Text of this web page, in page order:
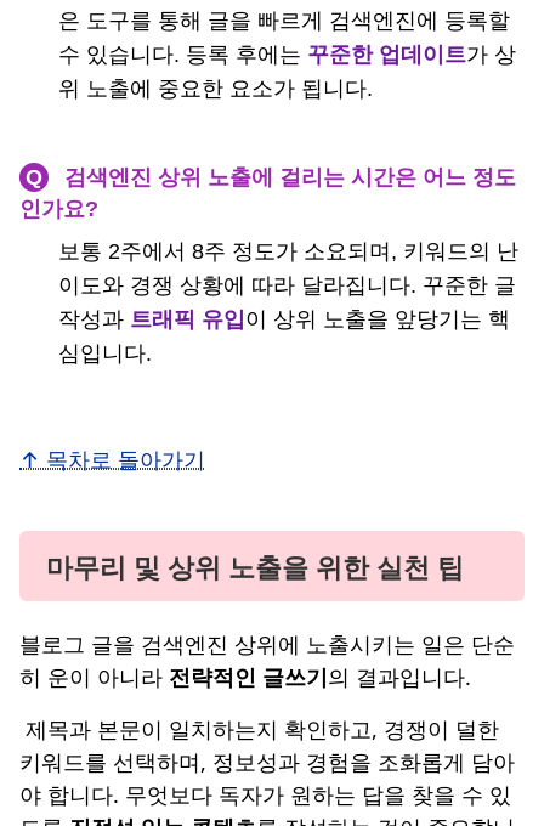
은 도구를 통해 글을 빠르게 검색엔진에 등록할
수 있습니다. 등록 후에는 꾸준한 업데이트가 상
위 노출에 중요한 요소가 됩니다.
Q
검색엔진 상위 노출에 걸리는 시간은 어느 정도
인가요?
보통 2주에서 8주 정도가 소요되며, 키워드의 난
이도와 경쟁 상황에 따라 달라집니다. 꾸준한 글
작성과 트래픽 유입이 상위 노출을 앞당기는 핵
심입니다.
↑ 목차로 돌아가기
마무리 및 상위 노출을 위한 실천 팁
블로그 글을 검색엔진 상위에 노출시키는 일은 단순
히 운이 아니라 전략적인 글쓰기의 결과입니다.
제목과 본문이 일치하는지 확인하고, 경쟁이 덜한
키워드를 선택하며, 정보성과 경험을 조화롭게 담아
야 합니다. 무엇보다 독자가 원하는 답을 찾을 수 있